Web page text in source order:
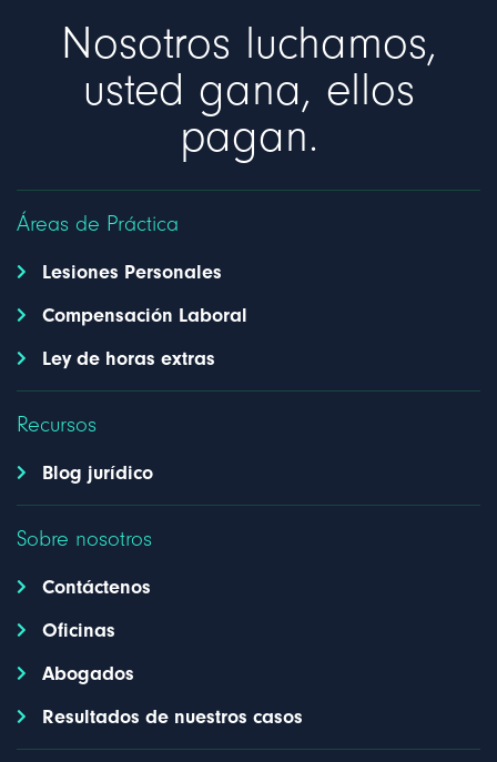
Nosotros luchamos,
usted gana, ellos
pagan.
Áreas de Práctica
Lesiones Personales
Compensación Laboral
Ley de horas extras
Recursos
Blog jurídico
Sobre nosotros
Contáctenos
Oficinas
Abogados
Resultados de nuestros casos